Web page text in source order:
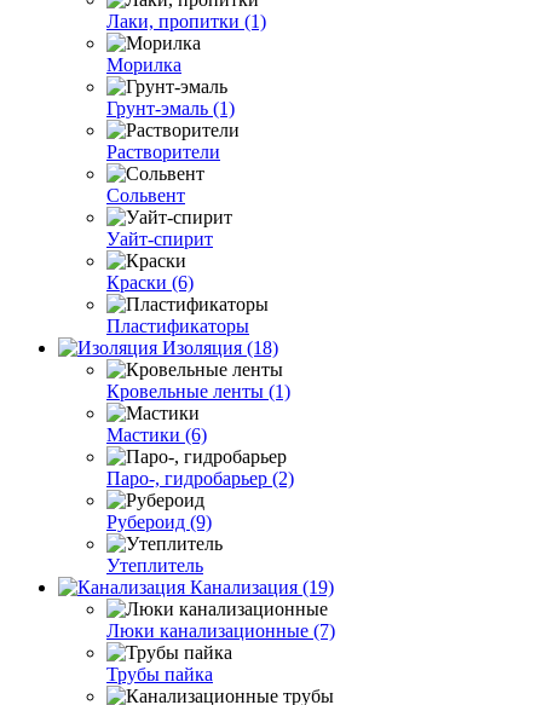
Лаки, пропитки (1)
Морилка
Грунт-эмаль (1)
Растворители
Сольвент
Уайт-спирит
Краски (6)
Пластификаторы
Изоляция (18)
Кровельные ленты (1)
Мастики (6)
Паро-, гидробарьер (2)
Рубероид (9)
Утеплитель
Канализация (19)
Люки канализационные (7)
Трубы пайка